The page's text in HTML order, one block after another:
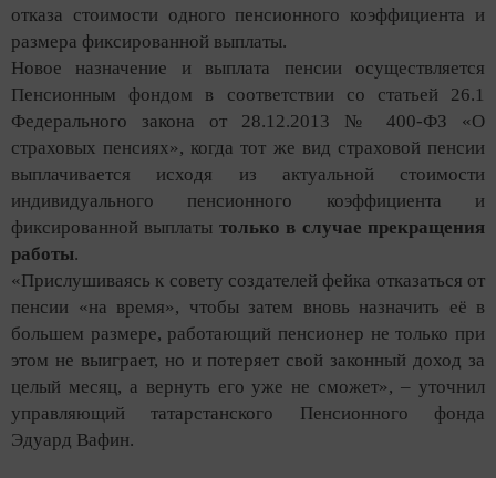
отказа стоимости одного пенсионного коэффициента и
размера фиксированной выплаты.
Новое назначение и выплата пенсии осуществляется
Пенсионным фондом в соответствии со статьей 26.1
Федерального закона от 28.12.2013 № 400-ФЗ «О
страховых пенсиях», когда тот же вид страховой пенсии
выплачивается исходя из актуальной стоимости
индивидуального пенсионного коэффициента и
фиксированной выплаты только в случае прекращения
работы.
«Прислушиваясь к совету создателей фейка отказаться от
пенсии «на время», чтобы затем вновь назначить её в
большем размере, работающий пенсионер не только при
этом не выиграет, но и потеряет свой законный доход за
целый месяц, а вернуть его уже не сможет», – уточнил
управляющий татарстанского Пенсионного фонда
Эдуард Вафин.